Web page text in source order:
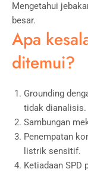
Mengetahui
besar.
Apa
ditemui?
Grounding
tidak dianalisis.
Sambungan
Penempatan
listrik sensitif.
Ketiadaan